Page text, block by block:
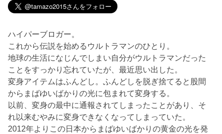
ハイパーブロガー。
これから伝説を始めるウルトラマンのひとり。
地球の生活になじんでしまい自分がウルトラマンだった
ことをすっかり忘れていたが、最近思い出した。
変身アイテムはふんどし。ふんどしを脱ぎ捨てると股間
からまばゆいばかりの光に包まれて変身する。
以前、変身の最中に通報されてしまったことがあり、そ
れ以来むやみに変身できなくなってしまっていた。
2012年よりこの日本からまばゆいばかりの黄金の光を発